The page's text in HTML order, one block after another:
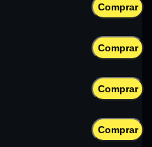
Comprar
Comprar
Comprar
Comprar